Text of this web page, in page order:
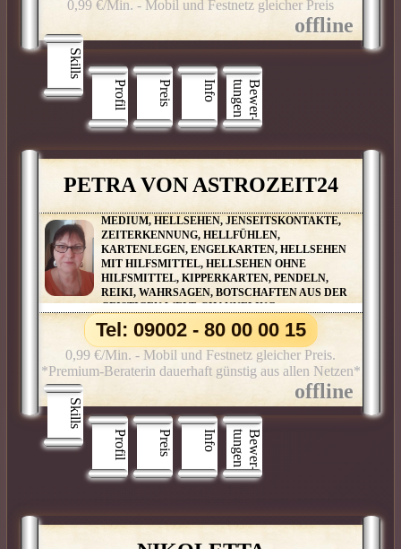
Skills
Profil
Preis Info B
e
w
e
r
­
t
u
n
g
e
n
0,99 €/Min. - Mobil und Festnetz gleicher Preis
PETRA VON ASTROZEIT24
MEDIUM, HELLSEHEN, JENSEITSKONTAKTE,
ZEITERKENNUNG, HELLFÜHLEN,
KARTENLEGEN, ENGELKARTEN, HELLSEHEN
MIT HILFSMITTEL, HELLSEHEN OHNE
HILFSMITTEL, KIPPERKARTEN, PENDELN,
REIKI, WAHRSAGEN, BOTSCHAFTEN AUS DER
GEISTIGEN WELT, CHANNELING,
ENGELBOTSCHAFTEN, ENGELKONTAKTE,
TIERKOMMUNIKATION
Skills
Profil
Preis Info B
e
w
e
r
­
t
u
n
g
e
n
Tel: 09002 - 80 00 00 15
0,99 €/Min. - Mobil und Festnetz gleicher Preis.
*Premium-Beraterin dauerhaft günstig aus allen Netzen*